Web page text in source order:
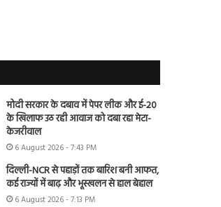
मोदी सरकार के दबाव में पेपर लीक और ई-20
के खिलाफ उठ रही आवाज को दबा रहा मेटा-
केजरीवाल
6 August 2026 - 7:43 PM
दिल्ली-NCR से पहाड़ों तक बारिश बनी आफत,
कई राज्यों में बाढ़ और भूस्खलन से हाल बेहाल
6 August 2026 - 7:13 PM